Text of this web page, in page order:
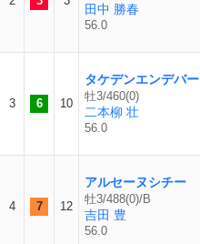
田中 勝春
56.0
3 6 10
タケデンエンデバー
牡3/460(0)
二本柳 壮
56.0
4 7 12
アルセーヌシチー
牡3/488(0)/B
吉田 豊
56.0